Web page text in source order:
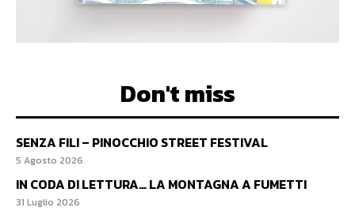
Don't miss
SENZA FILI – PINOCCHIO STREET FESTIVAL
5 Agosto 2026
IN CODA DI LETTURA… LA MONTAGNA A FUMETTI
31 Luglio 2026